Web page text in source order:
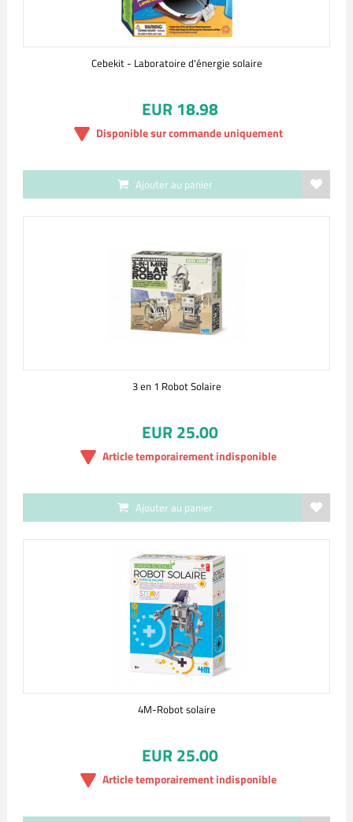
Cebekit - Laboratoire d'énergie solaire
EUR 18.98
Disponible sur commande uniquement
Ajouter au panier
3 en 1 Robot Solaire
EUR 25.00
Article temporairement indisponible
Ajouter au panier
4M-Robot solaire
EUR 25.00
Article temporairement indisponible